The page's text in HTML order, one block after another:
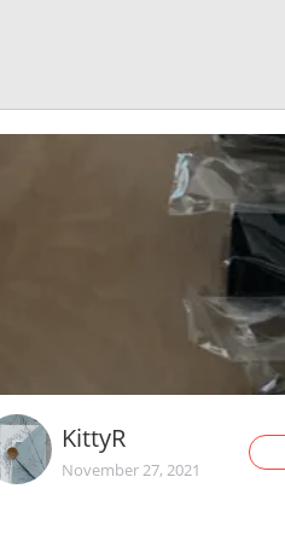
KittyR
November 27, 2021